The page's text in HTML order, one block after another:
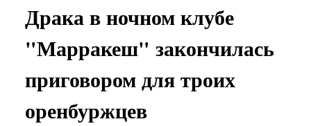
Драка в ночном клубе
"Марракеш" закончилась
приговором для троих
оренбуржцев